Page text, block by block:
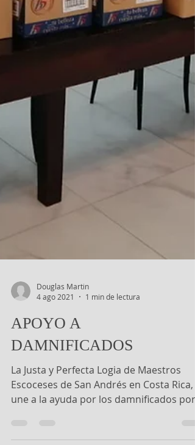
Douglas Martin
4 ago 2021
APOYO A
DAMNIFICADOS
La Justa y Perfecta Logia de Maestros